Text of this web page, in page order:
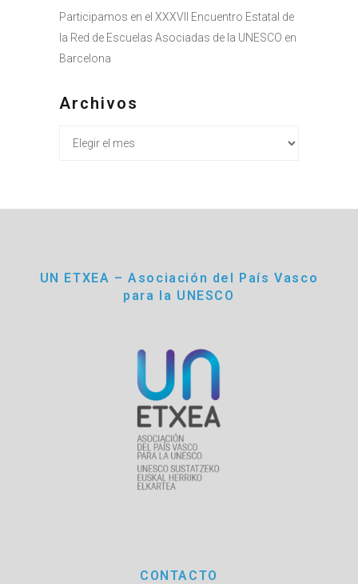
Participamos en el XXXVII Encuentro Estatal de
la Red de Escuelas Asociadas de la UNESCO en
Barcelona
Archivos
UN ETXEA – Asociación del País Vasco
para la UNESCO
CONTACTO